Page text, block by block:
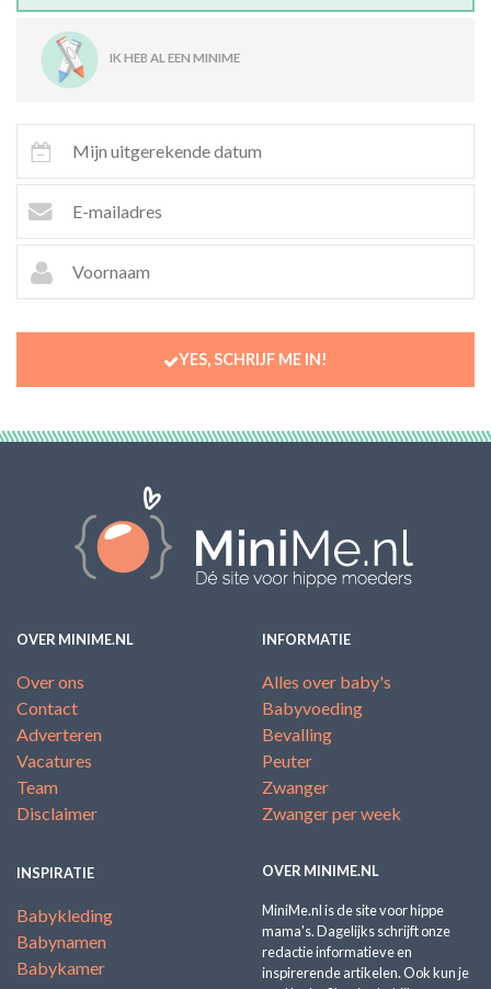
IK HEB AL EEN MINIME
YES, SCHRIJF ME IN!
OVER MINIME.NL
Over ons
Contact
Adverteren
Vacatures
Team
Disclaimer
INFORMATIE
Alles over baby's
Babyvoeding
Bevalling
Peuter
Zwanger
Zwanger per week
INSPIRATIE
Babykleding
Babynamen
Babykamer
OVER MINIME.NL
MiniMe.nl is de site voor hippe
mama's. Dagelijks schrijft onze
redactie informatieve en
inspirerende artikelen. Ook kun je